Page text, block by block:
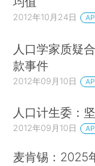
2012年10月24日
人口学家质疑
款事件
2012年09月10日
人口计生委：
2012年09月10日
麦肯锡：2025